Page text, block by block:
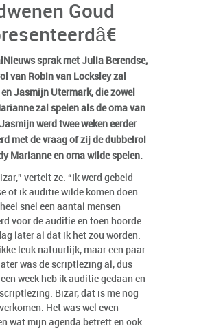
Goud
sprak met Julia Berendse,
van Robin van Locksley zal
en Jasmijn Utermark, die zowel
zal spelen als de oma van
werd twee weken eerder
met de vraag of zij de dubbelrol
Marianne en oma wilde spelen.
vertelt ze. “Ik werd gebeld
of ik auditie wilde komen doen.
snel een aantal mensen
voor de auditie en toen hoorde
later al dat ik het zou worden.
leuk natuurlijk, maar een paar
was de scriptlezing al, dus
week heb ik auditie gedaan en
Bizar, dat is me nog
Het was wel even
wat mijn agenda betreft en ook